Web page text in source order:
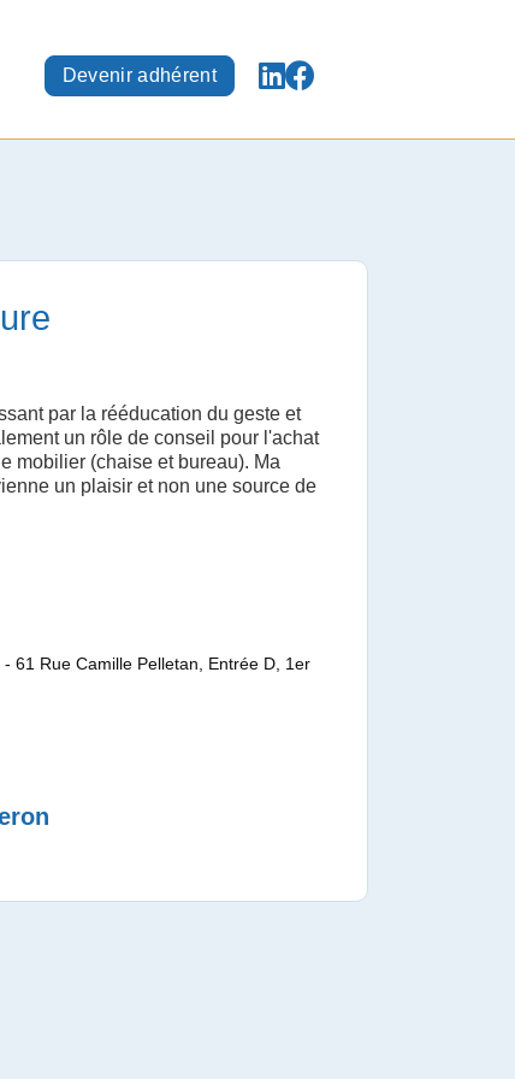
Devenir adhérent
par la rééducation du geste et
un rôle de conseil pour l'achat
mobilier (chaise et bureau). Ma
un plaisir et non une source de
61 Rue Camille Pelletan, Entrée D, 1er